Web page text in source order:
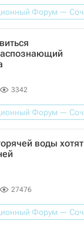
Россия
3342
- Недвижимость
воды хотят
27476